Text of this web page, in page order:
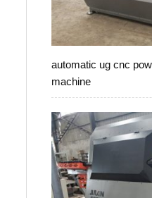
automatic ug cnc
machine